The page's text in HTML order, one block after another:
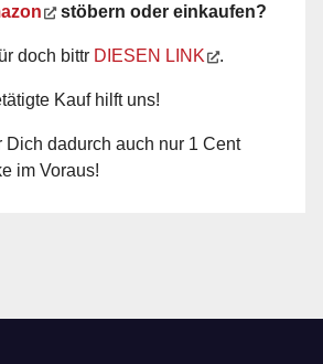
stöbern oder einkaufen?
doch bittr DIESEN LINK .
Kauf hilft uns!
Dich dadurch auch nur 1 Cent
im Voraus!